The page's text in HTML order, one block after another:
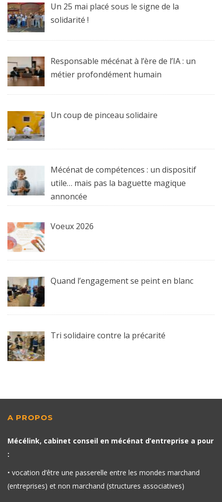
Un 25 mai placé sous le signe de la
solidarité !
Responsable mécénat à l’ère de l’IA : un
métier profondément humain
Un coup de pinceau solidaire
Mécénat de compétences : un dispositif
utile… mais pas la baguette magique
annoncée
Voeux 2026
Quand l’engagement se peint en blanc
Tri solidaire contre la précarité
A PROPOS
Mécélink, cabinet conseil en mécénat d’entreprise a pour
:
• vocation d’être une passerelle entre les mondes marchand
(entreprises) et non marchand (structures associatives)